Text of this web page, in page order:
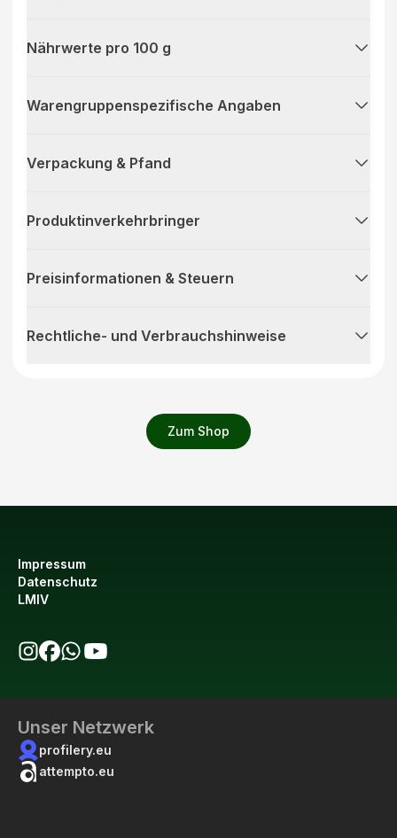
Zum Shop
Nährwerte pro 100 g
Warengruppenspezifische Angaben
Verpackung & Pfand
Produktinverkehrbringer
Preisinformationen & Steuern
Rechtliche- und Verbrauchshinweise
Impressum
Datenschutz
LMIV
Unser Netzwerk
profilery.eu
attempto.eu